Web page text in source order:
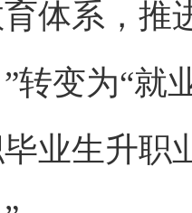
体系，推
转变为“就
业生升职